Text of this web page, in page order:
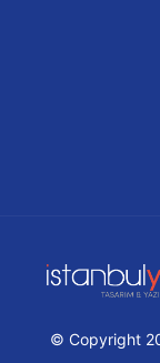
© Copyright